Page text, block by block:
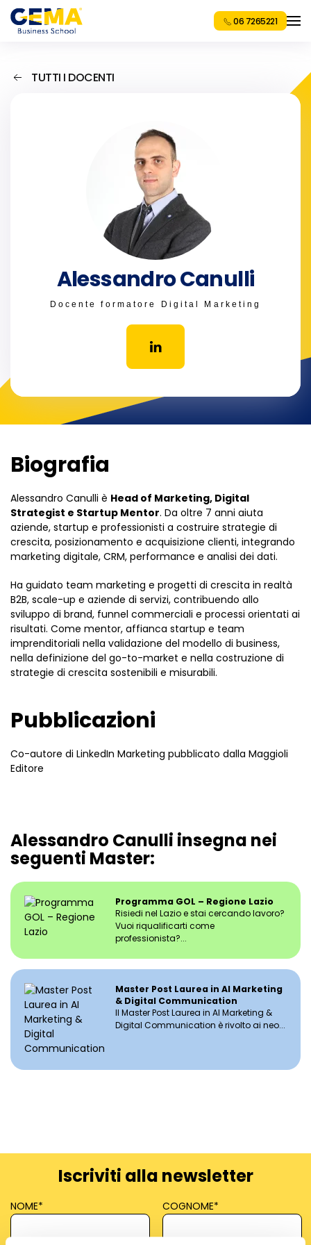
06 7265221
TUTTI I DOCENTI
Alessandro Canulli
Docente formatore Digital Marketing
Biografia
Alessandro Canulli è Head of Marketing, Digital
Strategist e Startup Mentor. Da oltre 7 anni aiuta
aziende, startup e professionisti a costruire strategie di
crescita, posizionamento e acquisizione clienti, integrando
marketing digitale, CRM, performance e analisi dei dati.
Ha guidato team marketing e progetti di crescita in realtà
B2B, scale-up e aziende di servizi, contribuendo allo
sviluppo di brand, funnel commerciali e processi orientati ai
risultati. Come mentor, affianca startup e team
imprenditoriali nella validazione del modello di business,
nella definizione del go-to-market e nella costruzione di
strategie di crescita sostenibili e misurabili.
Pubblicazioni
Co-autore di LinkedIn Marketing pubblicato dalla Maggioli
Editore
Alessandro Canulli insegna nei
seguenti Master:
Programma GOL – Regione Lazio
Risiedi nel Lazio e stai cercando lavoro?
Vuoi riqualificarti come
professionista?...
Master Post Laurea in AI Marketing
& Digital Communication
Il Master Post Laurea in AI Marketing &
Digital Communication è rivolto ai neo...
Iscriviti alla newsletter
NOME* COGNOME*